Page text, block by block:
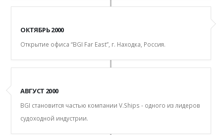
ОКТЯБРЬ 2000
Открытие офиса “BGI Far East”, г. Находка, Россия.
АВГУСТ 2000
BGI cтановитcя чаcтью компании V.Ships - одного из лидеров
cудоходной индуcтрии.